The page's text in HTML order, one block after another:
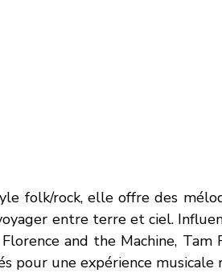
folk/rock, elle offre des
entre terre et ciel.
and the Machine, Tam
pour une expérience musicale